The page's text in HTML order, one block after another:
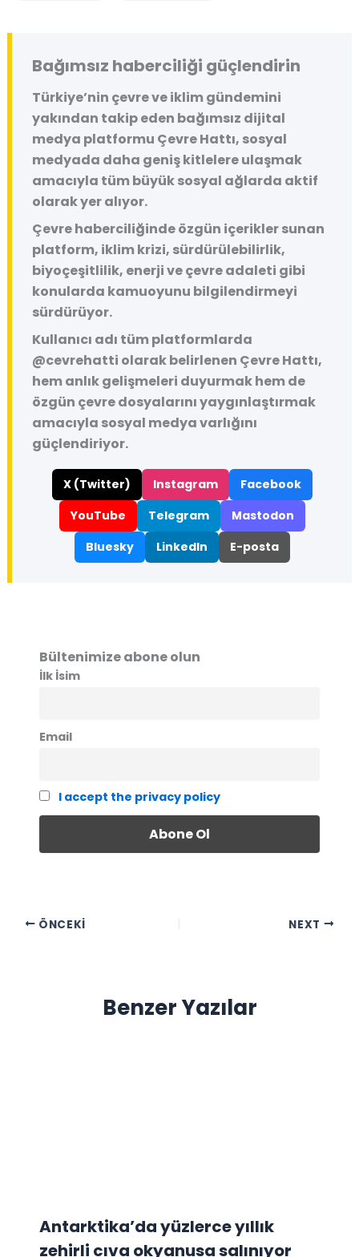
Bağımsız haberciliği güçlendirin
Türkiye’nin çevre ve iklim gündemini
yakından takip eden bağımsız dijital
medya platformu Çevre Hattı, sosyal
medyada daha geniş kitlelere ulaşmak
amacıyla tüm büyük sosyal ağlarda aktif
olarak yer alıyor.
Çevre haberciliğinde özgün içerikler sunan
platform, iklim krizi, sürdürülebilirlik,
biyoçeşitlilik, enerji ve çevre adaleti gibi
konularda kamuoyunu bilgilendirmeyi
sürdürüyor.
Kullanıcı adı tüm platformlarda
@cevrehatti olarak belirlenen Çevre Hattı,
hem anlık gelişmeleri duyurmak hem de
özgün çevre dosyalarını yaygınlaştırmak
amacıyla sosyal medya varlığını
güçlendiriyor.
X (Twitter) Instagram
Facebook
YouTube
Telegram
Mastodon
Bluesky
LinkedIn E-posta
Bültenimize abone olun
İlk İsim
Email
I accept the privacy policy
ÖNCEKI NEXT
Benzer Yazılar
Antarktika’da yüzlerce yıllık
zehirli cıva okyanusa salınıyor